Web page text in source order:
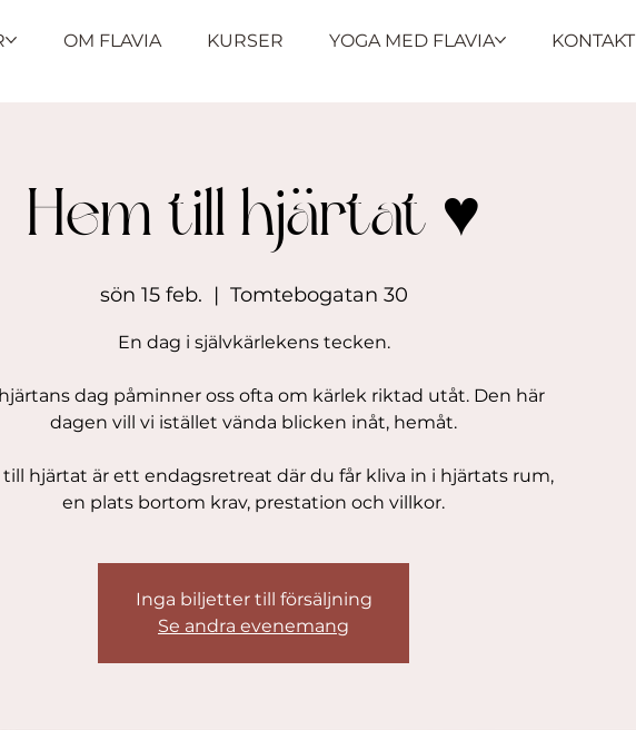
OM FLAVIA KURSER YOGA MED FLAVIA KONTAKT
Hem till hjärtat ♥️
sön 15 feb.
  |
Tomtebogatan 30
En dag i självkärlekens tecken.
dag påminner oss ofta om kärlek riktad utåt. Den här
dagen vill vi istället vända blicken inåt, hemåt.
hjärtat är ett endagsretreat där du får kliva in i hjärtats rum,
en plats bortom krav, prestation och villkor.
Inga biljetter till försäljning
Se andra evenemang